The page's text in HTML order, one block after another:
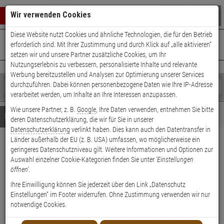
Warenkorb schließen
0 ARTIKEL IM WARENKORB
Ihr Warenkorb ist momentan leer.
Ergebnisse ()
Shop
durchsuchen
Bitte
geben
Sie
mindestens
Zeichen
ein,
um
Suche
Es
wurde
noch
Kategorien
Suche
gestartet
+49 (0)821 899 493-0Mo. - Do.: 8:00 - 16:30 | Fr.: 8:00 - 14:00 Uhr
Kontaktservice nutzen
Details Beratung Beliebte 5 Megapixel Artikel
HIKVision DS-2CE76H0T-
ITMFS(2.8mm) HD-TVI Kamera
Produktmerkmale
Wir verwenden Cookies
Diese Website nutzt Cookies und ähnliche Technologien, die für den Betrieb
erforderlich sind. Mit Ihrer Zustimmung und durch Klick auf „alle aktivieren“
setzen wir und unsere Partner zusätzliche Cookies, um Ihr
Nutzungserlebnis zu verbessern, personalisierte Inhalte und relevante
Werbung bereitzustellen und Analysen zur Optimierung unserer Services
durchzuführen. Dabei können personenbezogene Daten wie Ihre IP-Adresse
verarbeitet werden, um Inhalte an Ihre Interessen anzupassen.
Wie unsere Partner, z. B. Google, Ihre Daten verwenden, entnehmen Sie bitte
deren Datenschutzerklärung, die wir für Sie in unserer
Datenschutzerklärung verlinkt haben. Dies kann auch den Datentransfer in
Länder außerhalb der EU (z. B. USA) umfassen, wo möglicherweise ein
geringeres Datenschutzniveau gilt. Weitere Informationen und Optionen zur
Auswahl einzelner Cookie-Kategorien finden Sie unter 'Einstellungen
öffnen'.
Ihre Einwilligung können Sie jederzeit über den Link „Datenschutz
Einstellungen“ im Footer widerrufen. Ohne Zustimmung verwenden wir nur
notwendige Cookies.